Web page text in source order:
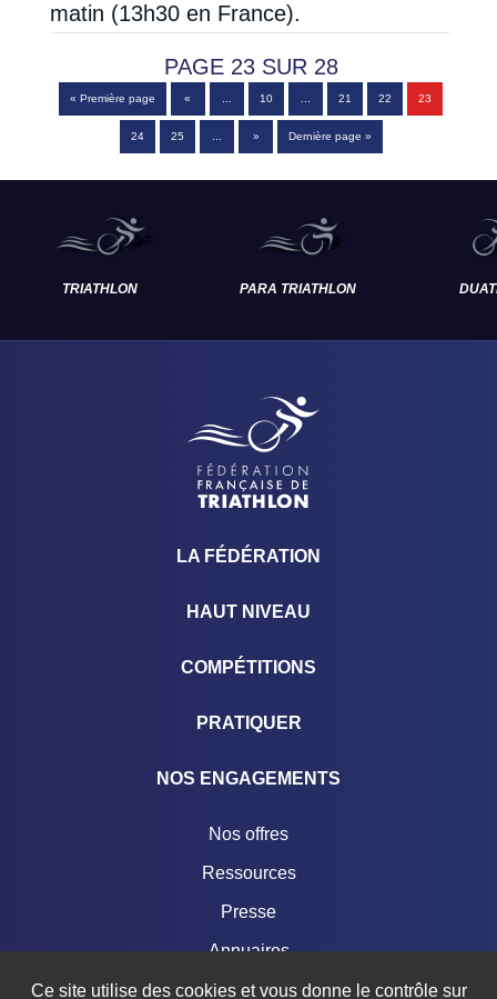
matin (13h30 en France).
PAGE 23 SUR 28
« Première page « 10 21 22 23
24 25 » Dernière page »
TRIATHLON PARA TRIATHLON
LA FÉDÉRATION
HAUT NIVEAU
COMPÉTITIONS
PRATIQUER
NOS ENGAGEMENTS
Nos offres
Ressources
Presse
Annuaires
Contacts
Ce site utilise des cookies et vous donne le contrôle sur